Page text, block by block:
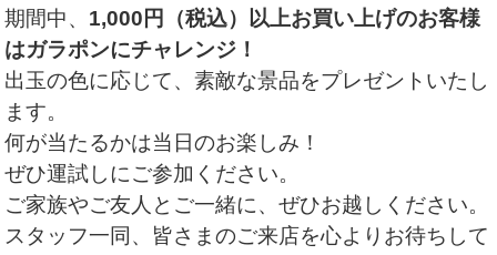
期間中、 1,000円（税込）以上お買い上げのお客様
はガラポンにチャレンジ！
出玉の色に応じて、素敵な景品をプレゼントいたし
ます。
何が当たるかは当日のお楽しみ！
ぜひ運試しにご参加ください。
ご家族やご友人とご一緒に、ぜひお越しください。
スタッフ一同、皆さまのご来店を心よりお待ちして